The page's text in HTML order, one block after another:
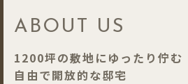
ABOUT US
1200坪の敷地にゆったり佇む
自由で開放的な邸宅